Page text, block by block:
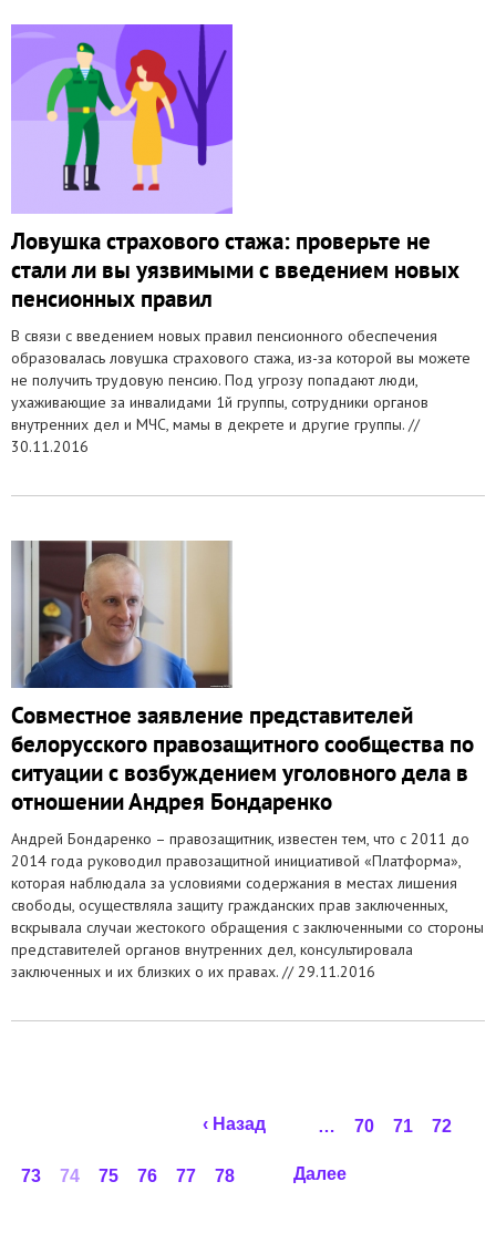
Ловушка страхового стажа: проверьте не
стали ли вы уязвимыми с введением новых
пенсионных правил
В связи с введением новых правил пенсионного обеспечения
образовалась ловушка страхового стажа, из-за которой вы можете
не получить трудовую пенсию. Под угрозу попадают люди,
ухаживающие за инвалидами 1й группы, сотрудники органов
внутренних дел и МЧС, мамы в декрете и другие группы. //
30.11.2016
Совместное заявление представителей
белорусского правозащитного сообщества по
ситуации с возбуждением уголовного дела в
отношении Андрея Бондаренко
Андрей Бондаренко – правозащитник, известен тем, что с 2011 до
2014 года руководил правозащитной инициативой «Платформа»,
которая наблюдала за условиями содержания в местах лишения
свободы, осуществляла защиту гражданских прав заключенных,
вскрывала случаи жестокого обращения с заключенными со стороны
представителей органов внутренних дел, консультировала
заключенных и их близких о их правах. //29.11.2016
‹ Назад … 70 71 72
73 74 75 76 77 78 Далее